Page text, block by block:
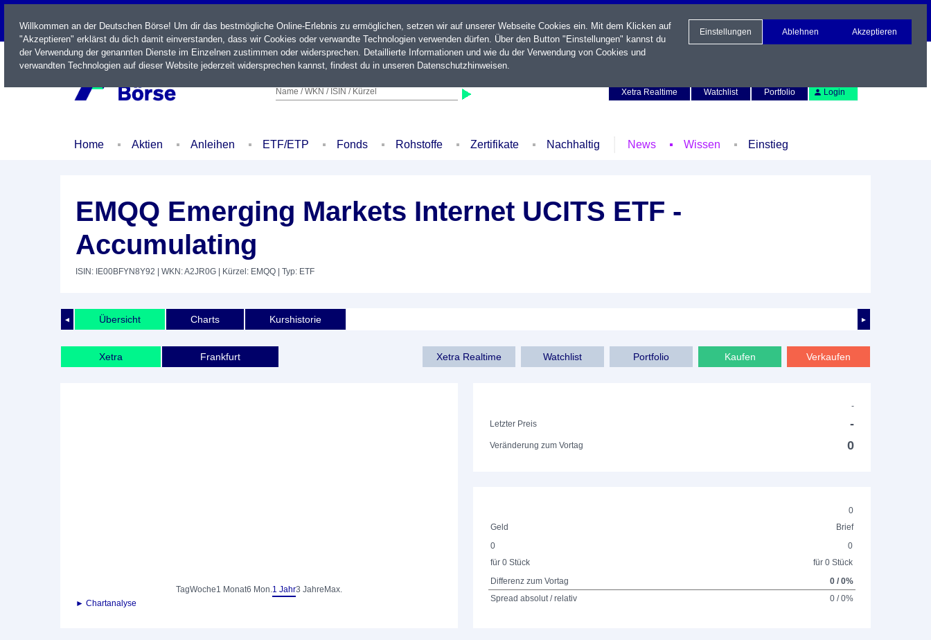
LIVE
Name / WKN / ISIN / Kürzel
Xetra Realtime
Watchlist Portfolio Login
Home Aktien Anleihen ETF/ETP Fonds Rohstoffe Zertifikate Nachhaltig News Wissen Einstieg
EMQQ Emerging Markets Internet UCITS ETF -
Accumulating
ISIN: IE00BFYN8Y92 | WKN: A2JR0G | Kürzel: EMQQ | Typ: ETF
◄ ►
Übersicht Charts Kurshistorie
Xetra Frankfurt Xetra Realtime Watchlist Portfolio Kaufen Verkaufen
TagWoche1 Monat6 Mon.1 Jahr3 Jahre Max.
► Chartanalyse
-
Letzter Preis
-
Veränderung zum Vortag 0
0
Geld
Brief
0
für 0 Stück
0
für 0 Stück
Differenz zum Vortag
0 / 0%
Spread absolut / relativ
0 / 0%
Willkommen an der Deutschen Börse! Um dir das bestmögliche Online-Erlebnis zu ermöglichen, setzen wir auf unserer Webseite Cookies ein. Mit dem Klicken auf
"Akzeptieren" erklärst du dich damit einverstanden, dass wir Cookies oder verwandte Technologien verwenden dürfen. Über den Button "Einstellungen" kannst du
der Verwendung der genannten Dienste im Einzelnen zustimmen oder widersprechen. Detaillierte Informationen und wie du der Verwendung von Cookies und
verwandten Technologien auf dieser Website jederzeit widersprechen kannst, findest du in unseren Datenschutzhinweisen.
Einstellungen Ablehnen Akzeptieren